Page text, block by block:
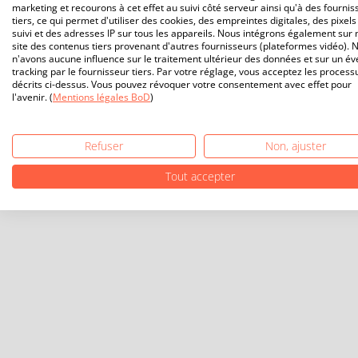
marketing et recourons à cet effet au suivi côté serveur ainsi qu'à des
tiers, ce qui permet d'utiliser des cookies, des empreintes digitales, des
suivi et des adresses IP sur tous les appareils. Nous intégrons également sur
site des contenus tiers provenant d'autres fournisseurs (plateformes vidéo).
n'avons aucune influence sur le traitement ultérieur des données et sur un
tracking par le fournisseur tiers. Par votre réglage, vous acceptez les
décrits ci-dessus. Vous pouvez révoquer votre consentement avec effet pour
l'avenir. (Mentions légales BoD)
Refuser
Non, ajuster
Tout accepter